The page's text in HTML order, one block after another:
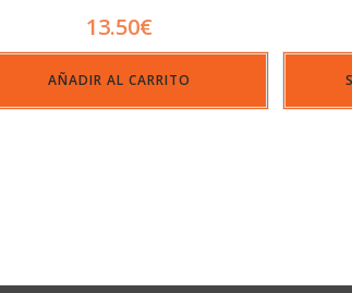
13.50€
AÑADIR AL CARRITO